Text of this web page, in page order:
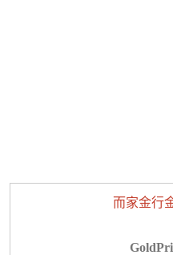
而家金行